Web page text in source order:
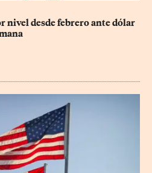
nivel desde febrero ante dólar